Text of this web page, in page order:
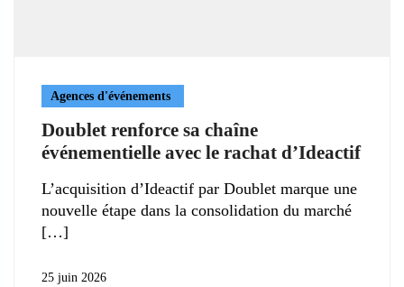
Agences d'événements
Doublet renforce sa chaîne
événementielle avec le rachat d’Ideactif
L’acquisition d’Ideactif par Doublet marque une
nouvelle étape dans la consolidation du marché
25 juin 2026